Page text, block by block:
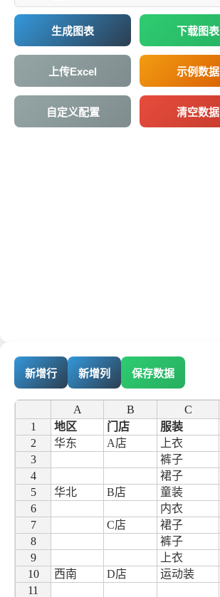
生成图表 下载图表
上传Excel 示例数据
自定义配置 清空数据
新增行 新增列 保存数据
A B C
1
地区 门店 服装
2
华东 A店 上衣
3
裤子
4
裙子
5
华北 B店 童装
6
内衣
7
C店 裙子
8
裤子
9
上衣
10
西南 D店 运动装
11
A B C
1
2
3
4
5
6
7
8
9
10
11